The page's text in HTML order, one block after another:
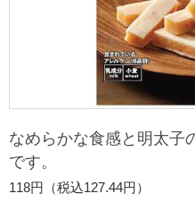
セブンプレミアム
食の安全・安心への取組み
ギフト
プリペイドカード・金券
マルチコピー機でできること
マルチコピー機でできること
コピー
プリント
宅配便
切手・はがき・印紙
チケットサービス
セブンチケット
セブン‐イレブンでお受取り
ニュースリリース
企業理念
会社概要
サステナビリティ
サステナビリティトップ
セブン＆アイ・ホールディン
サステナビリティ活動基本方針
なめらかな食感と明太子
です。
118円（税込127.44円）